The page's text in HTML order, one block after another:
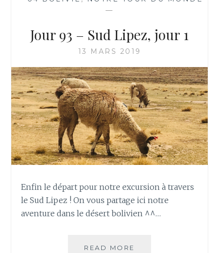
—
Jour 93 – Sud Lipez, jour 1
13 MARS 2019
Enfin le départ pour notre excursion à travers
le Sud Lipez ! On vous partage ici notre
aventure dans le désert bolivien ^^…
READ MORE